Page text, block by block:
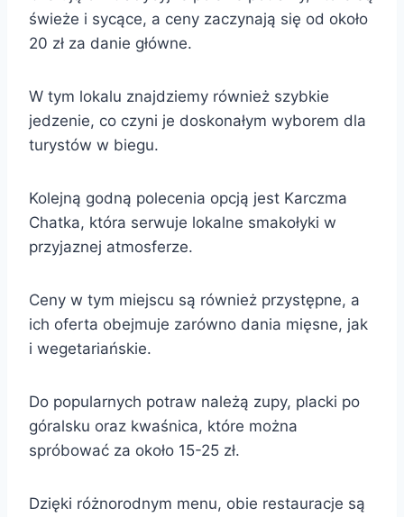
świeże i sycące, a ceny zaczynają się od około
20 zł za danie główne.
W tym lokalu znajdziemy również szybkie
jedzenie, co czyni je doskonałym wyborem dla
turystów w biegu.
Kolejną godną polecenia opcją jest Karczma
Chatka, która serwuje lokalne smakołyki w
przyjaznej atmosferze.
Ceny w tym miejscu są również przystępne, a
ich oferta obejmuje zarówno dania mięsne, jak
i wegetariańskie.
Do popularnych potraw należą zupy, placki po
góralsku oraz kwaśnica, które można
spróbować za około 15-25 zł.
Dzięki różnorodnym menu, obie restauracje są